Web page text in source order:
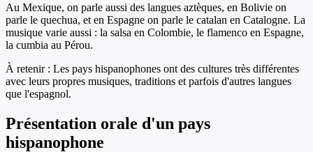
Au Mexique, on parle aussi des langues aztèques, en Bolivie on
parle le quechua, et en Espagne on parle le catalan en Catalogne. La
musique varie aussi : la salsa en Colombie, le flamenco en Espagne,
la cumbia au Pérou.
À retenir : Les pays hispanophones ont des cultures très différentes
avec leurs propres musiques, traditions et parfois d'autres langues
que l'espagnol.
Présentation orale d'un pays
hispanophone